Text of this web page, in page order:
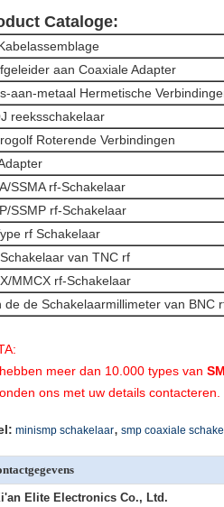
Cataloge:
aan Coaxiale Adapter
aan-metaal Hermetische
reeksschakelaar
Roterende Verbindingen
SSMA rf-Schakelaar
SSMP rf-Schakelaar
rf Schakelaar
van TNC rf
MMCX rf-Schakelaar
de de Schakelaarmillimeter van
meer dan 10.000 types van
ons met uw details contacteren.
minismp schakelaar, smp coaxiale
Elite Electronics Co., Ltd.